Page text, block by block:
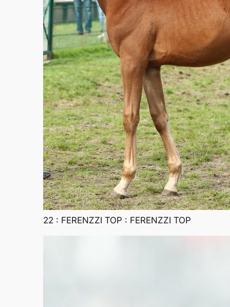
22 : FERENZZI TOP : FERENZZI TOP